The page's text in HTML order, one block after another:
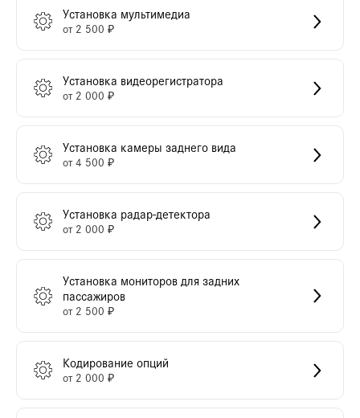
Установка мультимедиа
от 2 500 ₽
Установка видеорегистратора
от 2 000 ₽
Установка камеры заднего вида
от 4 500 ₽
Установка радар-детектора
от 2 000 ₽
Установка мониторов для задних
пассажиров
от 2 500 ₽
Кодирование опций
от 2 000 ₽